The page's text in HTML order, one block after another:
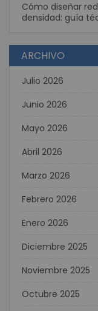
Cómo diseñar
densidad: guía
ARCHIVO
Julio 2026
Junio 2026
Mayo 2026
Abril 2026
Marzo 2026
Febrero 2026
Enero 2026
Diciembre 2025
Noviembre 2025
Octubre 2025